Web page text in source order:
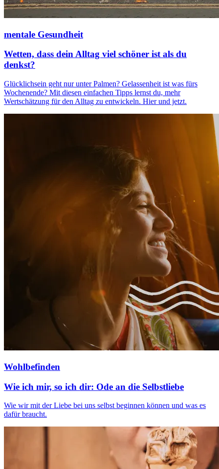
mentale Gesundheit
Wetten, dass dein Alltag viel schöner ist als du
denkst?
Glücklichsein geht nur unter Palmen? Gelassenheit ist was fürs
Wochenende? Mit diesen einfachen Tipps lernst du, mehr
Wertschätzung für den Alltag zu entwickeln. Hier und jetzt.
Wohlbefinden
Wie ich mir, so ich dir: Ode an die Selbstliebe
Wie wir mit der Liebe bei uns selbst beginnen können und was es
dafür braucht.